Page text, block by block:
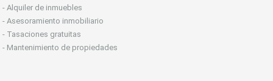
- Alquiler de inmuebles
- Asesoramiento inmobiliario
- Tasaciones gratuitas
- Mantenimiento de propiedades